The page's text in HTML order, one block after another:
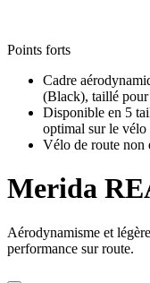
Points forts
Cadre
(Black), taillé pour
Disponible en 5
optimal sur le vélo
Vélo de route non
Merida
Aérodynamisme et
performance sur route.